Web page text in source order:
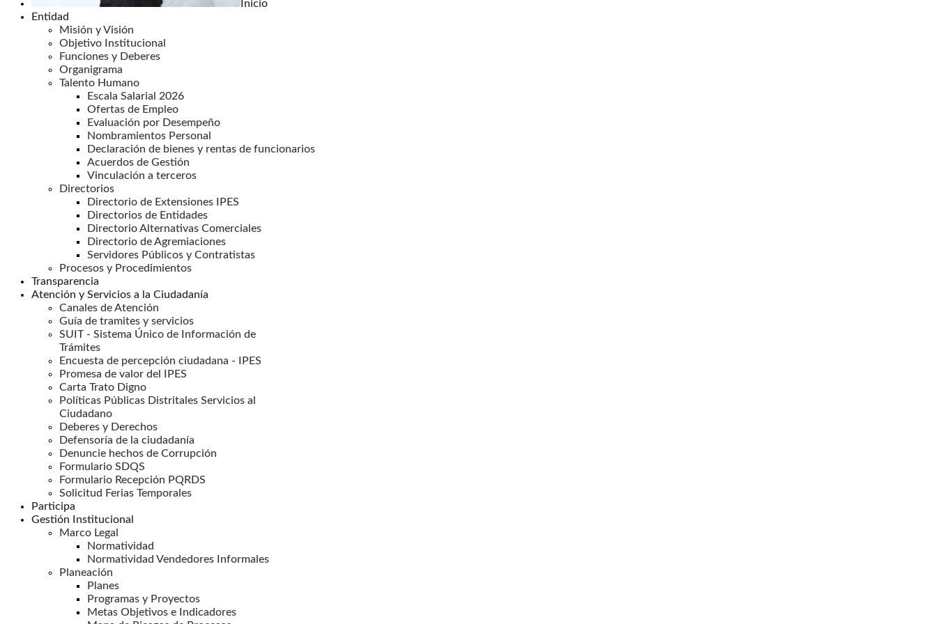
Inicio
Entidad
Misión y Visión
Objetivo Institucional
Funciones y Deberes
Organigrama
Talento Humano
Escala Salarial 2026
Ofertas de Empleo
Evaluación por Desempeño
Nombramientos Personal
Declaración de bienes y rentas de funcionarios
Acuerdos de Gestión
Vinculación a terceros
Directorios
Directorio de Extensiones IPES
Directorios de Entidades
Directorio Alternativas Comerciales
Directorio de Agremiaciones
Servidores Públicos y Contratistas
Procesos y Procedimientos
Transparencia
Atención y Servicios a la Ciudadanía
Canales de Atención
Guía de tramites y servicios
SUIT - Sistema Único de Información de
Trámites
Encuesta de percepción ciudadana - IPES
Promesa de valor del IPES
Carta Trato Digno
Políticas Públicas Distritales Servicios al
Ciudadano
Deberes y Derechos
Defensoría de la ciudadanía
Denuncie hechos de Corrupción
Formulario SDQS
Formulario Recepción PQRDS
Solicitud Ferias Temporales
Participa
Gestión Institucional
Marco Legal
Normatividad
Normatividad Vendedores Informales
Planeación
Planes
Programas y Proyectos
Metas Objetivos e Indicadores